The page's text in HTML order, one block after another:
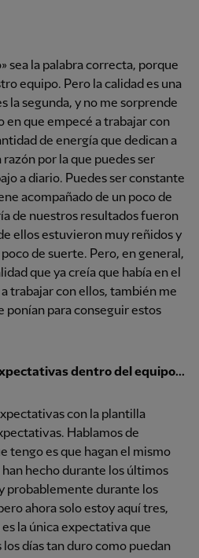
sea la palabra correcta, porque
equipo. Pero la calidad es una
la segunda, y no me sorprende
en que empecé a trabajar con
de energía que dedican a
razón por la que puedes ser
a diario. Puedes ser constante
acompañado de un poco de
de nuestros resultados fueron
ellos estuvieron muy reñidos y
de suerte. Pero, en general,
que ya creía que había en el
trabajar con ellos, también me
ponían para conseguir estos
dentro del equipo...
con la plantilla
Hablamos de
tengo es que hagan el mismo
hecho durante los últimos
probablemente durante los
ahora solo estoy aquí tres,
la única expectativa que
días tan duro como puedan